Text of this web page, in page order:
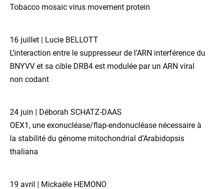
Tobacco mosaic virus movement protein
16 juillet | Lucie BELLOTT
L’interaction entre le suppresseur de l’ARN interférence du
BNYVV et sa cible DRB4 est modulée par un ARN viral
non codant
24 juin | Déborah SCHATZ-DAAS
OEX1, une exonucléase/flap-endonucléase nécessaire à
la stabilité du génome mitochondrial d’Arabidopsis
thaliana
19 avril | Mickaële HEMONO